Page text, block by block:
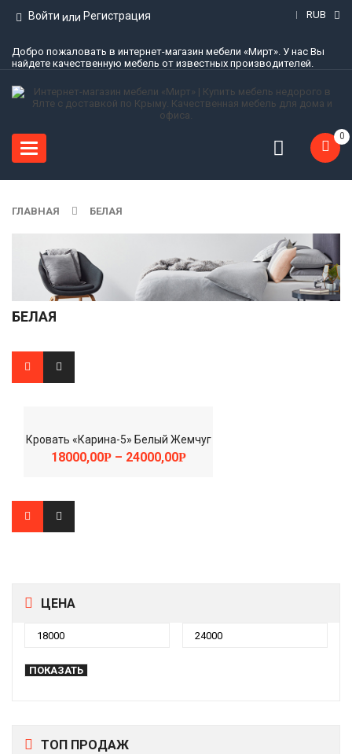
Войти или Регистрация RUB
Добро пожаловать в интернет-магазин мебели «Мирт». У нас Вы
найдете качественную мебель от известных производителей.
Toggle
navigation
0
ГЛАВНАЯ БЕЛАЯ
ЦЕНА
ПОКАЗАТЬ
ТОП ПРОДАЖ
БЕЛАЯ
Кровать «Карина-5» Белый Жемчуг
18000,00Р– 24000,00Р